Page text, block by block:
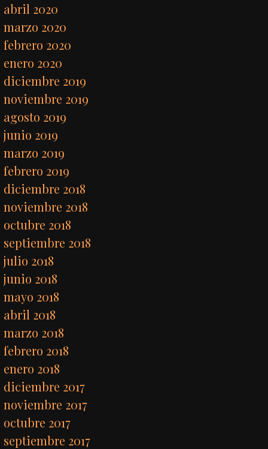
abril 2020
marzo 2020
febrero 2020
enero 2020
diciembre 2019
noviembre 2019
agosto 2019
junio 2019
marzo 2019
febrero 2019
diciembre 2018
noviembre 2018
octubre 2018
septiembre 2018
julio 2018
junio 2018
mayo 2018
abril 2018
marzo 2018
febrero 2018
enero 2018
diciembre 2017
noviembre 2017
octubre 2017
septiembre 2017